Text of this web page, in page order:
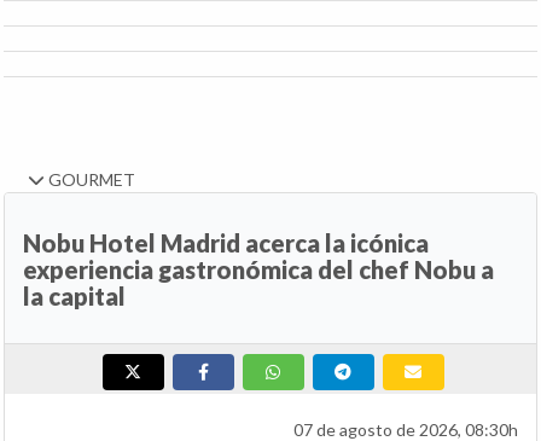
GOURMET
Nobu Hotel Madrid acerca la icónica
experiencia gastronómica del chef Nobu a
la capital
07 de agosto de 2026, 08:30h